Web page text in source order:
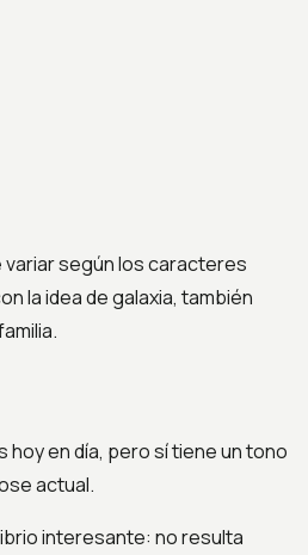
según los caracteres
la idea de galaxia, también
hoy en día, pero sí tiene un tono
actual.
interesante: no resulta